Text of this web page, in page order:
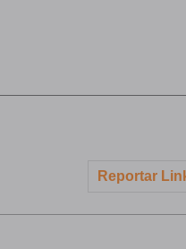
Reportar